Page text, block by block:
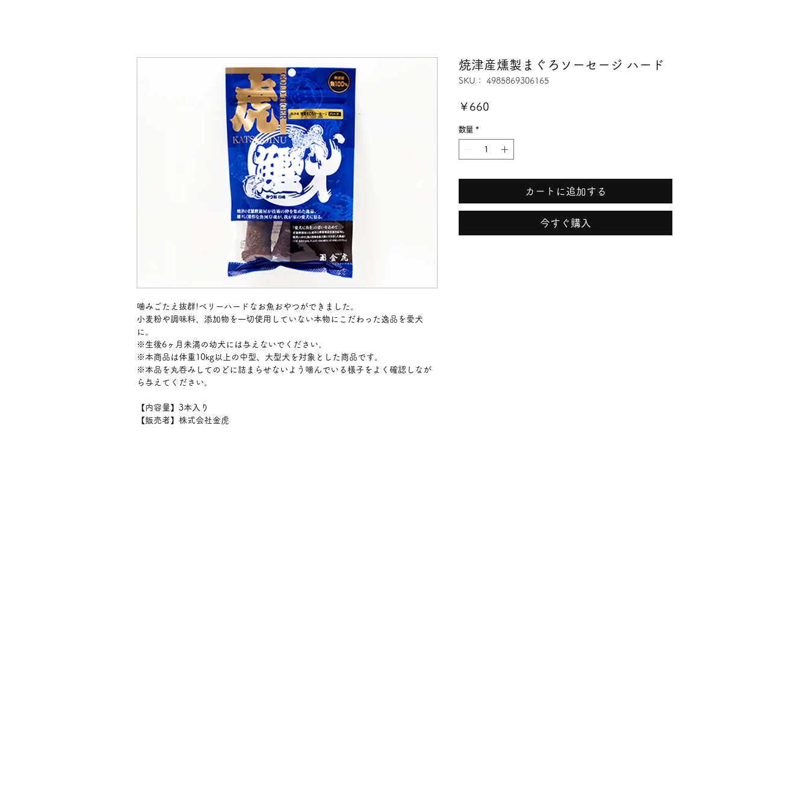
噛みごたえ抜群!ベリーハードなお魚おやつができました。
小麦粉や調味料、添加物を一切使用していない本物にこだわった逸品を愛犬
に。
※生後6ヶ月未満の幼犬には与えないでください。
※本商品は体重10kg以上の中型、大型犬を対象とした商品です。
※本品を丸呑みしてのどに詰まらせないよう噛んでいる様子をよく確認しなが
ら与えてください。
【内容量】3本入り
【販売者】株式会社金虎
焼津産燻製まぐろソーセージ ハード
SKU： 4985869306165
￥660
数量 *
カートに追加する
今すぐ購入